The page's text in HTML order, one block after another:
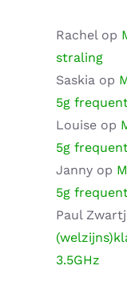
Rachelop
straling
Saskia op
5g
Louise op
5g
Janny op
5g
Paul
3.5GHz